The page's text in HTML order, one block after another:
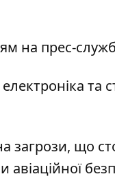
на прес-
та
що